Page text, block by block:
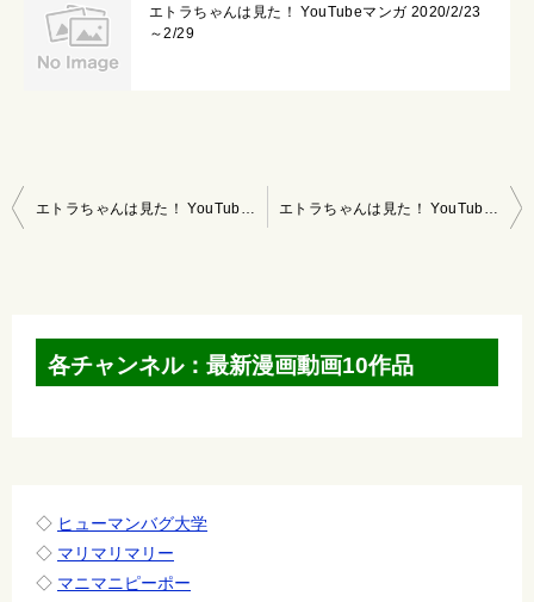
エトラちゃんは見た！ YouTubeマンガ 2020/2/23
～2/29
投
エトラちゃんは見た！ YouTubeマンガ 2022/1/2～2022/1/8 エトラちゃんは見た！ YouTubeマンガ 2022/1/16～/1/22
各チャンネル：最新漫画動画10作品
◇ ヒューマンバグ大学
◇ マリマリマリー
◇ マニマニピーポー